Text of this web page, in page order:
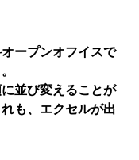
ープンオフイスで
並び変えることが
も、エクセルが出